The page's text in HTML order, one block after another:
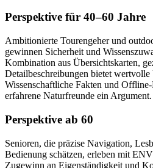
Perspektive für 40–60 Jahre
Ambitionierte Tourengeher und
gewinnen Sicherheit und
Kombination aus Übersichtskarten,
Detailbeschreibungen bietet wertvolle
Wissenschaftliche Fakten und
erfahrene Naturfreunde ein Argument.
Perspektive ab 60
Senioren, die präzise Navigation,
Bedienung schätzen, erleben mit
Zugewinn an Eigenständigkeit und